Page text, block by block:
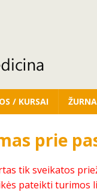
/ KURSAI
prie
tik sveikatos
pateikti turimos